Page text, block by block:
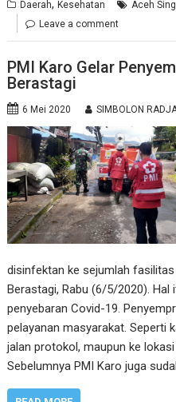
Daerah,Kesehatan Aceh
Leave a comment
PMI Karo Gelar
Berastagi
6 Mei 2020 SIMBOLON
disinfektan ke sejumlah
Berastagi, Rabu (6/5/2020).
penyebaran Covid-19.
pelayanan masyarakat. Seperti
jalan protokol, maupun ke
Sebelumnya PMI Karo juga